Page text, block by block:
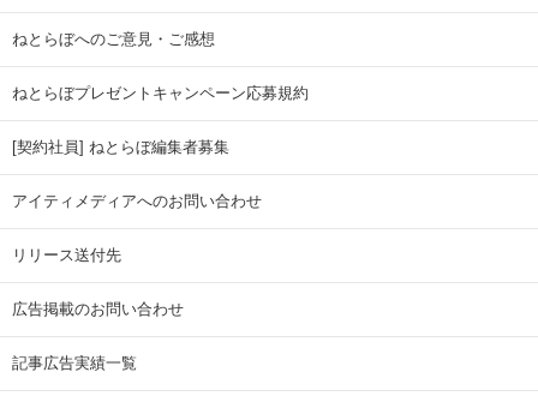
ねとらぼへのご意見・ご感想
ねとらぼプレゼントキャンペーン応募規約
[契約社員] ねとらぼ編集者募集
アイティメディアへのお問い合わせ
リリース送付先
広告掲載のお問い合わせ
記事広告実績一覧